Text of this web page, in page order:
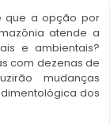
que a opção por
atende a
e ambientais?
com dezenas de
mudanças
dos